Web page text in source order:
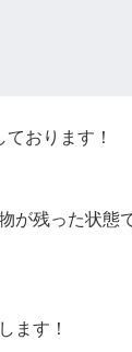
おります！
が残った状
ます！